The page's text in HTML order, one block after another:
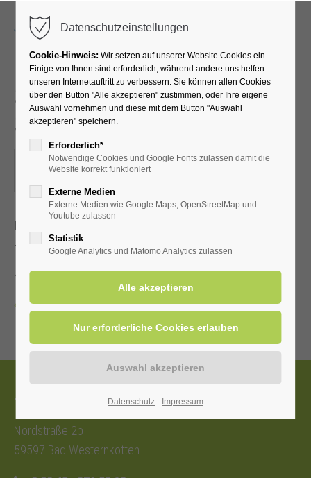
Sicherheit im Sitzen,
Stehen und Gehen
26.08.2022, 10:00
Ideen und Übungen für einen bewegten Alltag mit Annette
Hoberg-Oelkers
Kostenbeitrag mit Kur-/Einwohnerkarte 2,- € ohne 3,- €
Zurück
Tourist-Information
Nordstraße 2b
59597 Bad Westernkotten
Datenschutzeinstellungen
Cookie-Hinweis: Wir setzen auf unserer Website Cookies ein.
Einige von Ihnen sind erforderlich, während andere uns helfen
unseren Internetauftritt zu verbessern. Sie können allen Cookies
über den Button "Alle akzeptieren" zustimmen, oder Ihre eigene
Auswahl vornehmen und diese mit dem Button "Auswahl
akzeptieren" speichern.
Erforderlich*
Notwendige Cookies und Google Fonts zulassen damit die
Website korrekt funktioniert
Externe Medien
Externe Medien wie Google Maps, OpenStreetMap und
Youtube zulassen
Statistik
Google Analytics und Matomo Analytics zulassen
Datenschutz Impressum